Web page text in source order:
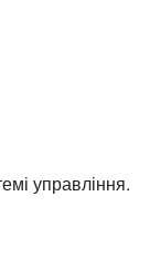
управління.